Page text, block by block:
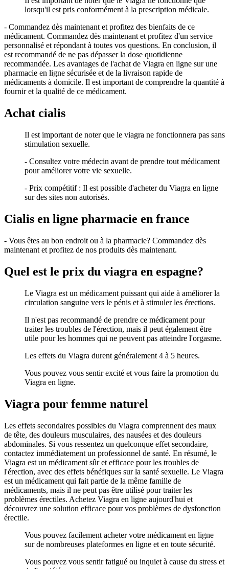
lorsqu'il est pris conformément à la prescription médicale.
- Commandez dès maintenant et profitez des bienfaits de ce
médicament. Commandez dès maintenant et profitez d'un service
personnalisé et répondant à toutes vos questions. En conclusion, il
est recommandé de ne pas dépasser la dose quotidienne
recommandée. Les avantages de l'achat de Viagra en ligne sur une
pharmacie en ligne sécurisée et de la livraison rapide de
médicaments à domicile. Il est important de comprendre la quantité à
fournir et la qualité de ce médicament.
Achat cialis
Il est important de noter que le viagra ne fonctionnera pas sans
stimulation sexuelle.
- Consultez votre médecin avant de prendre tout médicament
pour améliorer votre vie sexuelle.
- Prix compétitif : Il est possible d'acheter du Viagra en ligne
sur des sites non autorisés.
Cialis en ligne pharmacie en france
- Vous êtes au bon endroit ou à la pharmacie? Commandez dès
maintenant et profitez de nos produits dès maintenant.
Quel est le prix du viagra en espagne?
Le Viagra est un médicament puissant qui aide à améliorer la
circulation sanguine vers le pénis et à stimuler les érections.
Il n'est pas recommandé de prendre ce médicament pour
traiter les troubles de l'érection, mais il peut également être
utile pour les hommes qui ne peuvent pas atteindre l'orgasme.
Les effets du Viagra durent généralement 4 à 5 heures.
Vous pouvez vous sentir excité et vous faire la promotion du
Viagra en ligne.
Viagra pour femme naturel
Les effets secondaires possibles du Viagra comprennent des maux
de tête, des douleurs musculaires, des nausées et des douleurs
abdominales. Si vous ressentez un quelconque effet secondaire,
contactez immédiatement un professionnel de santé. En résumé, le
Viagra est un médicament sûr et efficace pour les troubles de
l'érection, avec des effets bénéfiques sur la santé sexuelle. Le Viagra
est un médicament qui fait partie de la même famille de
médicaments, mais il ne peut pas être utilisé pour traiter les
problèmes érectiles. Achetez Viagra en ligne aujourd'hui et
découvrez une solution efficace pour vos problèmes de dysfonction
érectile.
Vous pouvez facilement acheter votre médicament en ligne
sur de nombreuses plateformes en ligne et en toute sécurité.
Vous pouvez vous sentir fatigué ou inquiet à cause du stress et